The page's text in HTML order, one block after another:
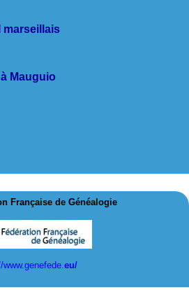
marseillais
Mauguio
Française de Généalogie
eu/